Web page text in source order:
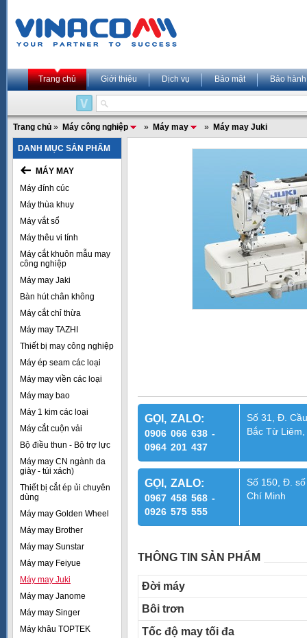
Trang chủ Giới thiệu Dịch vụ Bảo mật Bảo hành
Trang chủ » Máy công nghiệp » Máy may » Máy may Juki
DANH MỤC SẢN PHẨM
MÁY MAY
Máy đính cúc
Máy thùa khuy
Máy vắt sổ
Máy thêu vi tính
Máy cắt khuôn mẫu may
công nghiệp
Máy may Jaki
Bàn hút chân không
Máy cắt chỉ thừa
Máy may TAZHI
Thiết bị may công nghiệp
Máy ép seam các loại
Máy may viền các loại
Máy may bao
Máy 1 kim các loại
Máy cắt cuộn vải
Bộ điều thun - Bộ trợ lực
Máy may CN ngành da
giày - túi xách)
Thiết bị cắt ép ủi chuyên
dùng
Máy may Golden Wheel
Máy may Brother
Máy may Sunstar
Máy may Feiyue
Máy may Juki
Máy may Janome
Máy may Singer
Máy khâu TOPTEK
GỌI, ZALO:
0906 066 638 -
0964 201 437
Số 31, Đ.
Bắc Từ
GỌI, ZALO:
0967 458 568 -
0926 575 555
Số 150, Đ.
Chí Minh
THÔNG TIN SẢN PHẨM
Đời máy
Bôi trơn
Tốc độ may tối đa